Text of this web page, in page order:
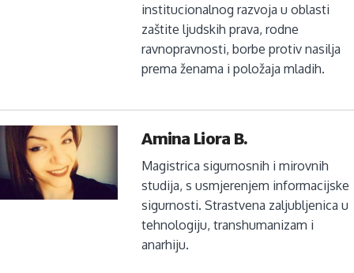
institucionalnog razvoja u oblasti
zaštite ljudskih prava, rodne
ravnopravnosti, borbe protiv nasilja
prema ženama i položaja mladih.
Amina Liora B.
Magistrica sigurnosnih i mirovnih
studija, s usmjerenjem informacijske
sigurnosti. Strastvena zaljubljenica u
tehnologiju, transhumanizam i
anarhiju.